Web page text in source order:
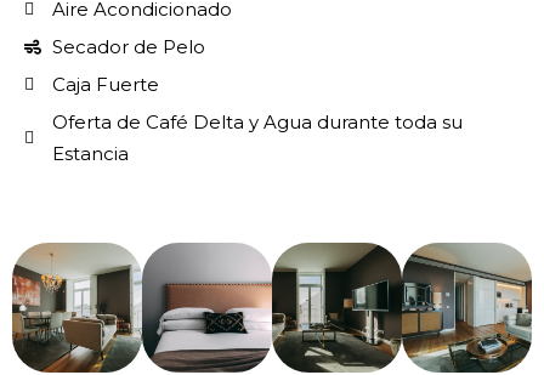
Aire Acondicionado
Secador de Pelo
Caja Fuerte
Oferta de Café Delta y Agua durante toda su
Estancia